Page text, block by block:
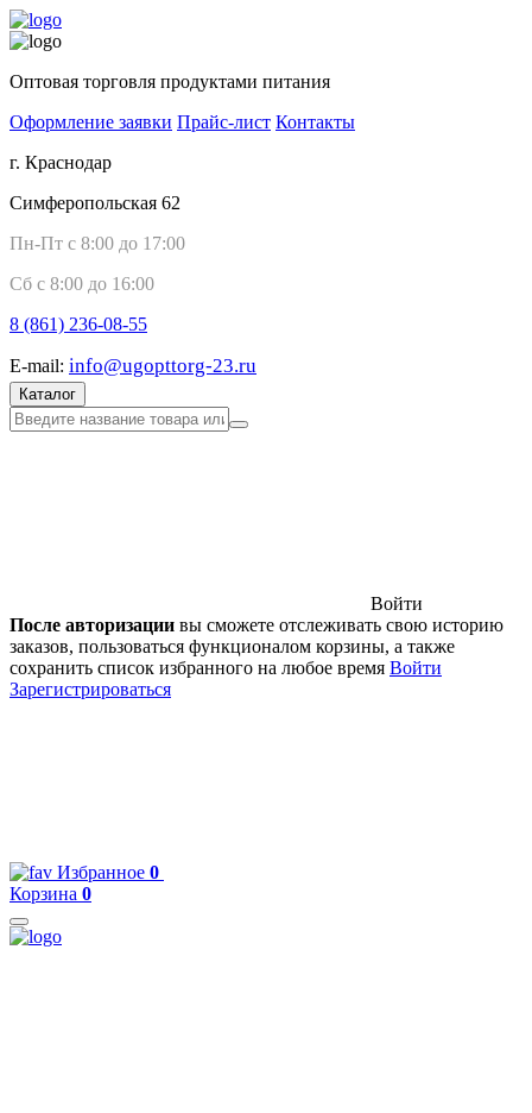
Оптовая торговля продуктами питания
Оформление заявки Прайс-лист Контакты
г. Краснодар
Симферопольская 62
Пн-Пт с 8:00 до 17:00
Сб с 8:00 до 16:00
8 (861) 236-08-55
E-mail: info@ugopttorg-23.ru
Каталог
Войти
После авторизации вы сможете отслеживать свою историю
заказов, пользоваться функционалом корзины, а также
сохранить список избранного на любое время Войти
Зарегистрироваться
Избранное 0
Корзина 0